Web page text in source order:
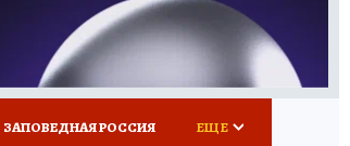
ЗАПОВЕДНАЯ РОССИЯ ЕЩЕ